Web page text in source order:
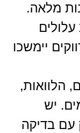
מלאה.
יימשכו
הלוואות,
יש
עם בדיקה